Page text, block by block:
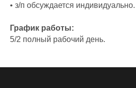
• з/п обсуждается индивидуально.
График работы:
5/2 полный рабочий день.